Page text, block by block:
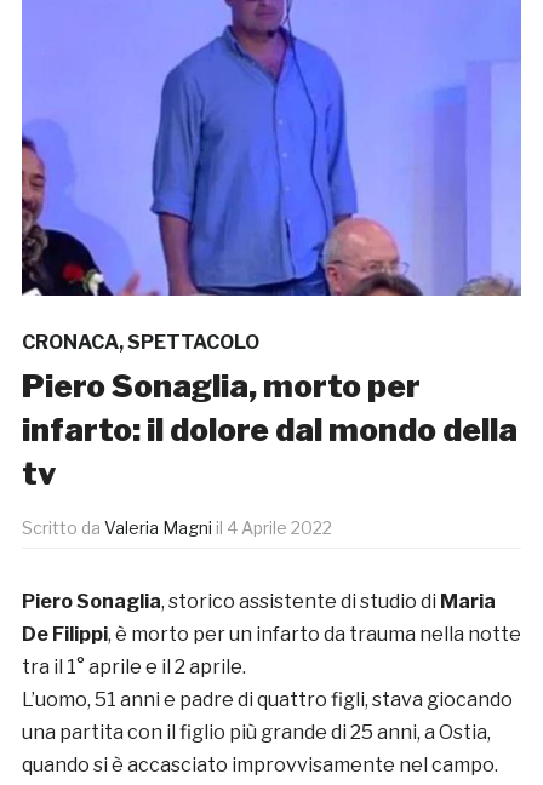
CRONACA,SPETTACOLO
Piero Sonaglia, morto per
infarto: il dolore dal mondo della
tv
Scritto da Valeria Magni il 4 Aprile 2022
Piero Sonaglia, storico assistente di studio di Maria
De Filippi, è morto per un infarto da trauma nella notte
tra il 1° aprile e il 2 aprile.
L’uomo, 51 anni e padre di quattro figli, stava giocando
una partita con il figlio più grande di 25 anni, a Ostia,
quando si è accasciato improvvisamente nel campo.